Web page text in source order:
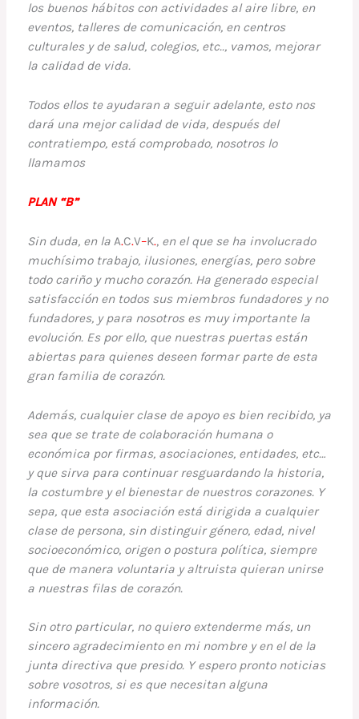
los buenos hábitos con actividades al aire libre, en
eventos, talleres de comunicación, en centros
culturales y de salud, colegios, etc.., vamos, mejorar
la calidad de vida.
Todos ellos te ayudaran a seguir adelante, esto nos
dará una mejor calidad de vida, después del
contratiempo, está comprobado, nosotros lo
llamamos
PLAN “B”
Sin duda, en la A.C.V–K., en el que se ha involucrado
muchísimo trabajo, ilusiones, energías, pero sobre
todo cariño y mucho corazón. Ha generado especial
satisfacción en todos sus miembros fundadores y no
fundadores, y para nosotros es muy importante la
evolución. Es por ello, que nuestras puertas están
abiertas para quienes deseen formar parte de esta
gran familia de corazón.
Además, cualquier clase de apoyo es bien recibido, ya
sea que se trate de colaboración humana o
económica porfirmas, asociaciones, entidades, etc…
y que sirva para continuar resguardando la historia,
la costumbre y el bienestar de nuestros corazones. Y
sepa, que esta asociación está dirigida a cualquier
clase de persona, sin distinguir género, edad, nivel
socioeconómico, origen o postura política, siempre
que de manera voluntaria y altruista quieran unirse
a nuestras filas de corazón.
Sin otro particular, no quiero extenderme más, un
sincero agradecimiento en mi nombre y en el de la
junta directiva que presido. Y espero pronto noticias
sobre vosotros, si es que necesitan alguna
información.